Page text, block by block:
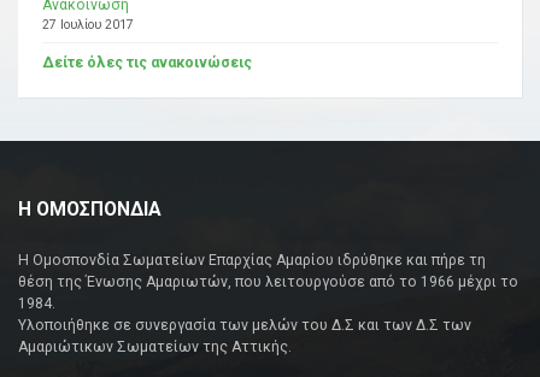
Ανακοίνωση
27 Ιουλίου 2017
Δείτε όλες τις ανακοινώσεις
Η ΟΜΟΣΠΟΝΔΙΑ
Η Ομοσπονδία Σωματείων Επαρχίας Αμαρίου ιδρύθηκε και πήρε τη
θέση της Ένωσης Αμαριωτών, που λειτουργούσε από το 1966 μέχρι το
1984.
Υλοποιήθηκε σε συνεργασία των μελών του Δ.Σ και των Δ.Σ των
Αμαριώτικων Σωματείων της Αττικής.